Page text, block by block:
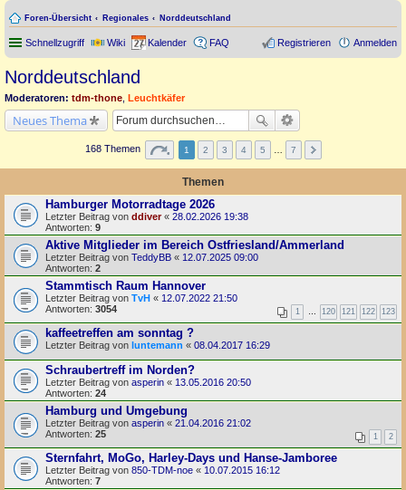
Foren-Übersicht Regionales Norddeutschland
Schnellzugriff Wiki Kalender FAQ Anmelden
Registrieren
Norddeutschland
Moderatoren: tdm-thone Leuchtkäfer
Neues Thema
168 Themen 1 2 3 4 5 7
Themen
Hamburger Motorradtage 2026
Letzter Beitrag von ddiver« 28.02.2026 19:38
Antworten: 9
Aktive Mitglieder im Bereich Ostfriesland/Ammerland
Letzter Beitrag von TeddyBB « 12.07.2025 09:00
Antworten: 2
Stammtisch Raum Hannover
Letzter Beitrag von TvH « 12.07.2022 21:50
Antworten: 3054 1 120 121 122 123
kaffeetreffen am sonntag ?
Letzter Beitrag von luntemann « 08.04.2017 16:29
Schraubertreff im Norden?
Letzter Beitrag von asperin « 13.05.2016 20:50
Antworten: 24
Hamburg und Umgebung
Letzter Beitrag von asperin « 21.04.2016 21:02
Antworten: 25 1 2
Sternfahrt, MoGo, Harley-Days und Hanse-Jamboree
Letzter Beitrag von 850-TDM-noe « 10.07.2015 16:12
Antworten: 7